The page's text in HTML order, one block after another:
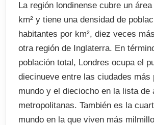
La región londinense cubre un
km² y tiene una densidad de
habitantes por km², diez veces
otra región de Inglaterra. En
población total, Londres ocupa el
diecinueve entre las ciudades más
mundo y el dieciocho en la lista de
metropolitanas. También es la
mundo en la que viven más